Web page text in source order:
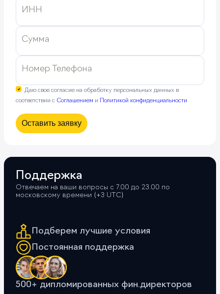
ИНН
Сумма
Номер Телефона
Даю свое согласие на обработку персональных данных в
соответствии с Соглашением и Политикой конфиденциальности
Оставить заявку
Поддержка
Отвечаем на ваши вопросы с 7.00 до 23.00 по
московскому времени (+3 UTС)
Подберем лучшие условия
Постоянная поддержка
500+ дипломированных фин.директоров